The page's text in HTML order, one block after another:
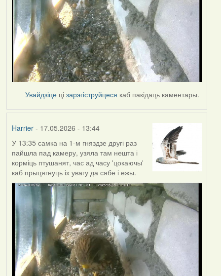
Увайдзіце цізарэгіструйцеся каб пакідаць каментары.
Harrier- 17.05.2026 - 13:44
У 13:35 самка на 1-м гняздзе другі раз
пайшла пад камеру, узяла там нешта і
корміць птушанят, час ад часу 'цокаючы'
каб прыцягнуць іх увагу да сябе і ежы.